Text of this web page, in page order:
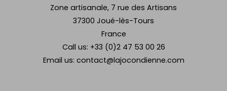
Zone artisanale, 7 rue des Artisans
37300 Joué-lès-Tours
France
Call us: +33 (0)2 47 53 00 26
Email us: contact@lajocondienne.com